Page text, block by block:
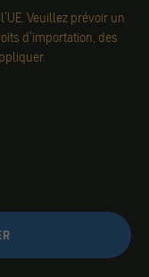
Veuillez prévoir un
d'importation, des